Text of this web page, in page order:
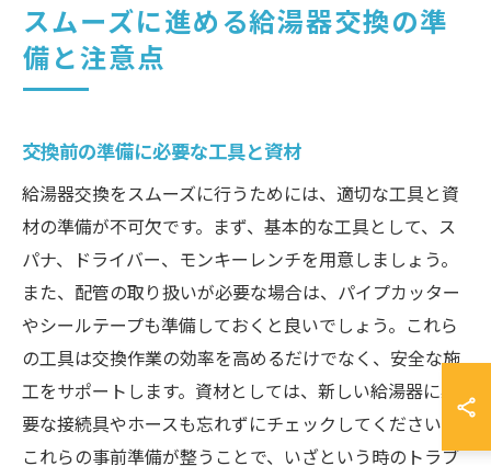
スムーズに進める給湯器交換の準
備と注意点
交換前の準備に必要な工具と資材
給湯器交換をスムーズに行うためには、適切な工具と資
材の準備が不可欠です。まず、基本的な工具として、ス
パナ、ドライバー、モンキーレンチを用意しましょう。
また、配管の取り扱いが必要な場合は、パイプカッター
やシールテープも準備しておくと良いでしょう。これら
の工具は交換作業の効率を高めるだけでなく、安全な施
工をサポートします。資材としては、新しい給湯器に必
要な接続具やホースも忘れずにチェックしてください。
これらの事前準備が整うことで、いざという時のトラブ